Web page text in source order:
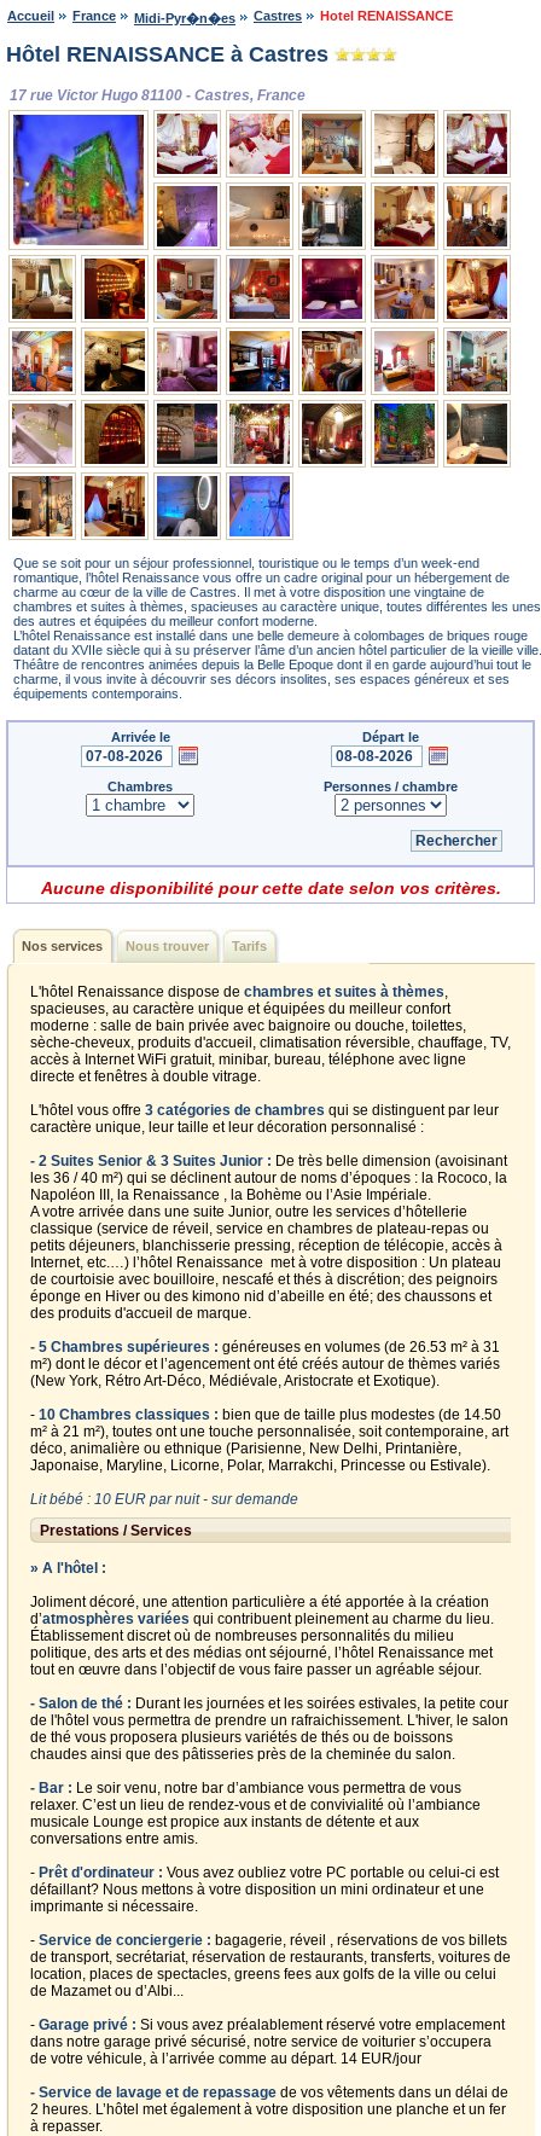
Accueil France Midi-Pyr�n�es Castres Hotel RENAISSANCE
Hôtel RENAISSANCE à Castres
17 rue Victor Hugo 81100 - Castres, France
Que se soit pour un séjour professionnel, touristique ou le temps d’un week-end
romantique, l’hôtel Renaissance vous offre un cadre original pour un hébergement de
charme au cœur de la ville de Castres. Il met à votre disposition une vingtaine de
chambres et suites à thèmes, spacieuses au caractère unique, toutes différentes les unes
des autres et équipées du meilleur confort moderne.
L’hôtel Renaissance est installé dans une belle demeure à colombages de briques rouge
datant du XVIIe siècle qui à su préserver l’âme d’un ancien hôtel particulier de la vieille ville.
Théâtre de rencontres animées depuis la Belle Epoque dont il en garde aujourd’hui tout le
charme, il vous invite à découvrir ses décors insolites, ses espaces généreux et ses
équipements contemporains.
Arrivée le Départ le
Chambres Personnes / chambre
Aucune disponibilité pour cette date selon vos critères.
Nos services Nous trouver Tarifs
L'hôtel Renaissance dispose de chambres et suites à thèmes,
spacieuses, au caractère unique et équipées du meilleur confort
moderne : salle de bain privée avec baignoire ou douche, toilettes,
sèche-cheveux, produits d'accueil, climatisation réversible, chauffage, TV,
accès à Internet WiFi gratuit, minibar, bureau, téléphone avec ligne
directe et fenêtres à double vitrage.
L'hôtel vous offre 3 catégories de chambres qui se distinguent par leur
caractère unique, leur taille et leur décoration personnalisé :
- 2 Suites Senior & 3 Suites Junior : De très belle dimension (avoisinant
les 36 / 40 m²) qui se déclinent autour de noms d’époques : la Rococo, la
Napoléon III, la Renaissance , la Bohème ou l’Asie Impériale.
A votre arrivée dans une suite Junior, outre les services d’hôtellerie
classique (service de réveil, service en chambres de plateau-repas ou
petits déjeuners, blanchisserie pressing, réception de télécopie, accès à
Internet, etc.…) l’hôtel Renaissance met à votre disposition : Un plateau
de courtoisie avec bouilloire, nescafé et thés à discrétion; des peignoirs
éponge en Hiver ou des kimono nid d’abeille en été; des chaussons et
des produits d'accueil de marque.
- 5 Chambres supérieures : généreuses en volumes (de 26.53 m² à 31
m²) dont le décor et l’agencement ont été créés autour de thèmes variés
(New York, Rétro Art-Déco, Médiévale, Aristocrate et Exotique).
- 10 Chambres classiques : bien que de taille plus modestes (de 14.50
m² à 21 m²), toutes ont une touche personnalisée, soit contemporaine, art
déco, animalière ou ethnique (Parisienne, New Delhi, Printanière,
Japonaise, Maryline, Licorne, Polar, Marrakchi, Princesse ou Estivale).
Lit bébé : 10 EUR par nuit - sur demande
Prestations / Services
» A l'hôtel :
Joliment décoré, une attention particulière a été apportée à la création
d’atmosphères variées qui contribuent pleinement au charme du lieu.
Établissement discret où de nombreuses personnalités du milieu
politique, des arts et des médias ont séjourné, l’hôtel Renaissance met
tout en œuvre dans l’objectif de vous faire passer un agréable séjour.
- Salon de thé : Durant les journées et les soirées estivales, la petite cour
de l'hôtel vous permettra de prendre un rafraichissement. L'hiver, le salon
de thé vous proposera plusieurs variétés de thés ou de boissons
chaudes ainsi que des pâtisseries près de la cheminée du salon.
- Bar : Le soir venu, notre bar d’ambiance vous permettra de vous
relaxer. C’est un lieu de rendez-vous et de convivialité où l’ambiance
musicale Lounge est propice aux instants de détente et aux
conversations entre amis.
- Prêt d'ordinateur : Vous avez oubliez votre PC portable ou celui-ci est
défaillant? Nous mettons à votre disposition un mini ordinateur et une
imprimante si nécessaire.
- Service de conciergerie : bagagerie, réveil , réservations de vos billets
de transport, secrétariat, réservation de restaurants, transferts, voitures de
location, places de spectacles, greens fees aux golfs de la ville ou celui
de Mazamet ou d’Albi...
- Garage privé : Si vous avez préalablement réservé votre emplacement
dans notre garage privé sécurisé, notre service de voiturier s’occupera
de votre véhicule, à l’arrivée comme au départ. 14 EUR/jour
- Service de lavage et de repassage de vos vêtements dans un délai de
2 heures. L’hôtel met également à votre disposition une planche et un fer
à repasser.